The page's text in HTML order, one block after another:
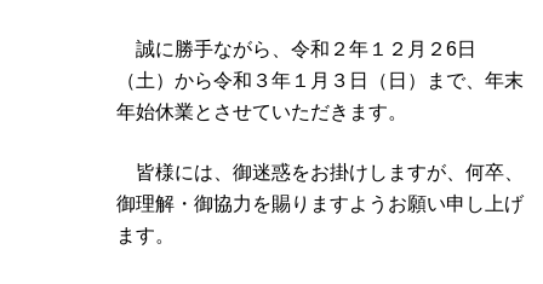
誠に勝手ながら、令和２年１２月２6日
（土）から令和３年１月３日（日）まで、年末
年始休業とさせていただきます。
皆様には、御迷惑をお掛けしますが、何卒、
御理解・御協力を賜りますようお願い申し上げ
ます。